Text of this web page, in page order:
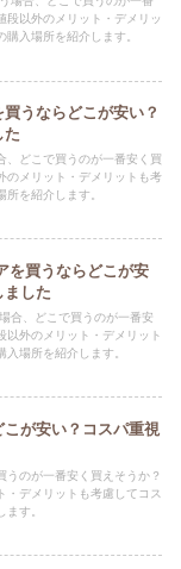
段以外のメリット・デメリッ
購入場所を紹介します。
うならどこが安い？
た
、どこで買うのが一番安く買
のメリット・デメリットも考
を紹介します。
を買うならどこが安
ました
合、どこで買うのが一番安
以外のメリット・デメリット
場所を紹介します。
が安い？コスパ重視
のが一番安く買えそうか？
・デメリットも考慮してコス
す。